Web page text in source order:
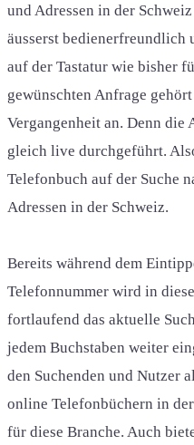
und Adressen in der
äusserst bedienerfreundlich
auf der Tastatur wie bisher
gewünschten Anfrage
Vergangenheit an. Denn die
gleich live durchgeführt.
Telefonbuch auf der Suche
Adressen in der Schweiz.
Bereits während dem
Telefonnummer wird in
fortlaufend das aktuelle
jedem Buchstaben weiter
den Suchenden und Nutzer
online Telefonbüchern in
für diese Branche. Auch